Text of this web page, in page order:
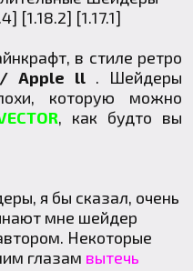
в стиле ретро
Apple ll . Шейдеры
которую можно
, как будто вы
я бы сказал, очень
мне шейдер
Некоторые
глазам вытечь